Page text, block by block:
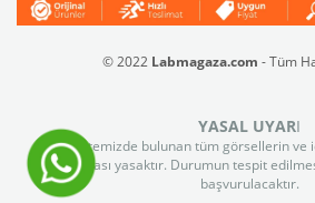
© 2022 Labmagaza.com - Tüm
YASAL UYARI
Web sitemizde bulunan tüm görsellerin ve
kullanılması yasaktır. Durumun tespit
başvurulacaktır.